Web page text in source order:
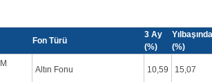
Fon Türü
3 Ay
(%)
(%)
Altın Fonu 10,59 15,07